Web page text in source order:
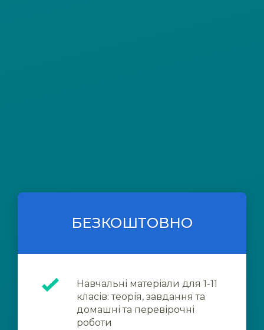
БЕЗКОШТОВНО
Навчальні матеріали для 1-11
класів: теорія, завдання та
домашні та перевірочні
роботи